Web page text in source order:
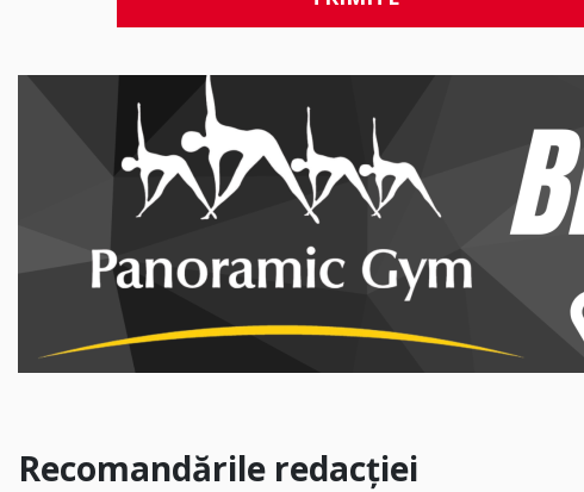
Recomandările redacției